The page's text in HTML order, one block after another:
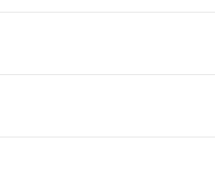
قیمت رمزارزها مانند دارایی‌های